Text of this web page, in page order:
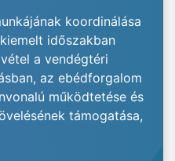
koordinálása
időszakban
a vendégtéri
az ebédforgalom
működtetése és
támogatása,